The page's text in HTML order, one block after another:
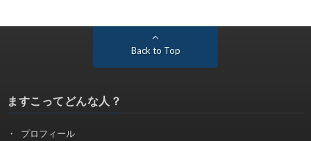
Back to Top
ますこってどんな人？
プロフィール